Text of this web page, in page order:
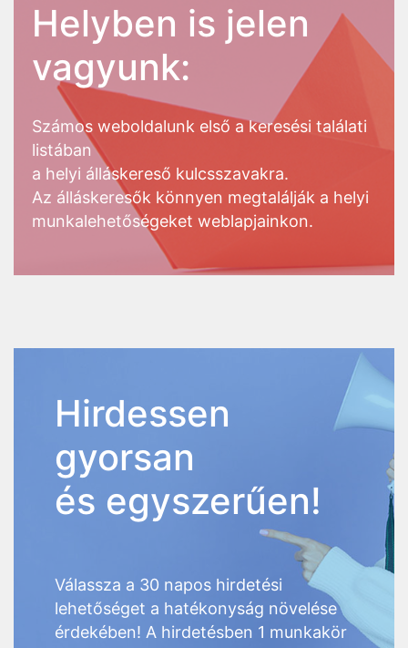
Helyben is jelen
vagyunk:
Számos weboldalunk első a keresési találati
listában
a helyi álláskereső kulcsszavakra.
Az álláskeresők könnyen megtalálják a helyi
munkalehetőségeket weblapjainkon.
Hirdessen
gyorsan
és egyszerűen!
Válassza a 30 napos hirdetési
lehetőséget a hatékonyság növelése
érdekében! A hirdetésben 1 munkakör